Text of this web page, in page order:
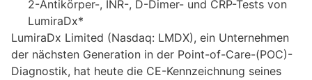
2-Antikörper-, INR-, D-Dimer- und CRP-Tests von
LumiraDx*
LumiraDx Limited (Nasdaq: LMDX), ein Unternehmen
der nächsten Generation in der Point-of-Care-(POC)-
Diagnostik, hat heute die CE-Kennzeichnung seines